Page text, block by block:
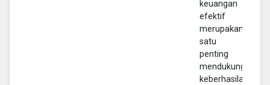
keuangan yang
efektif
merupakan salah
satu faktor
penting dalam
mendukung
keberhasilan